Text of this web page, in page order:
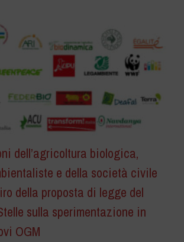
dell’agricoltura biologica,
e della società civile
della proposta di legge del
sulla sperimentazione in
OGM